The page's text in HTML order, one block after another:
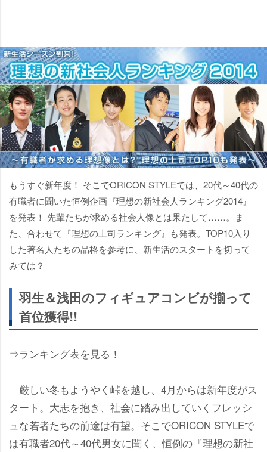
もうすぐ新年度！ そこでORICON STYLEでは、20代～40代の
有職者に聞いた恒例企画『理想の新社会人ランキング2014』
を発表！ 先輩たちが求める社会人像とは果たして……。ま
た、合わせて『理想の上司ランキング』も発表。TOP10入り
した著名人たちの品格を参考に、新生活のスタートを切って
みては？
羽生＆浅田のフィギュアコンビが揃って
首位獲得!!
⇒ランキング表を見る！
厳しい冬もようやく峠を越し、4月からは新年度がス
タート。大志を抱き、社会に踏み出していくフレッシ
ュな若者たちの前途は有望。そこでORICON STYLEで
は有職者20代～40代男女に聞く、恒例の『理想の新社